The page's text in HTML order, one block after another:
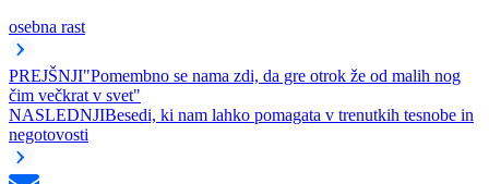
osebna rast
PREJŠNJI"Pomembno se nama zdi, da gre otrok že od malih nog
čim večkrat v svet"
NASLEDNJIBesedi, ki nam lahko pomagata v trenutkih tesnobe in
negotovosti